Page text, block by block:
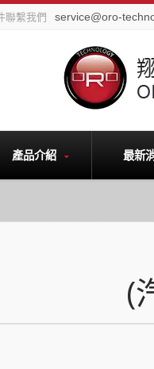
聯繫我們 service@oro-
產品介紹 最新
(